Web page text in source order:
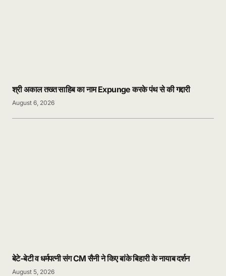
श्री अकाल तख्त साहिब का नाम Expunge करके पंथ से की गद्दारी
August 6, 2026
बेटे-बेटी व धर्मपत्नी संग CM सैनी ने किए बांके बिहारी के नायाब दर्शन
August 5, 2026